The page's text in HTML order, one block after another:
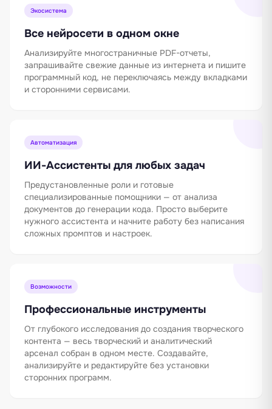
Экосистема
Все нейросети в одном окне
Анализируйте многостраничные PDF-отчеты,
запрашивайте свежие данные из интернета и пишите
программный код, не переключаясь между вкладками
и сторонними сервисами.
Автоматизация
ИИ-Ассистенты для любых задач
Предустановленные роли и готовые
специализированные помощники — от анализа
документов до генерации кода. Просто выберите
нужного ассистента и начните работу без написания
сложных промптов и настроек.
Возможности
Профессиональные инструменты
От глубокого исследования до создания творческого
контента — весь творческий и аналитический
арсенал собран в одном месте. Создавайте,
анализируйте и редактируйте без установки
сторонних программ.